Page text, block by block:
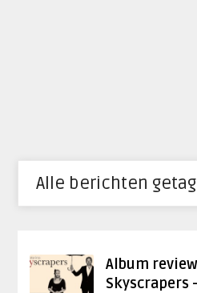
Alle berichten
Album
Skyscrapers